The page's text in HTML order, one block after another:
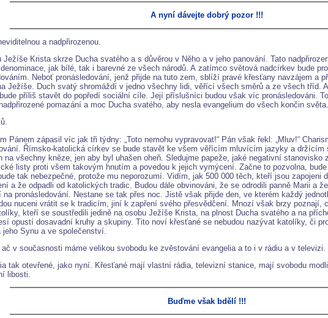
A nyní dávejte dobrý pozor !!!
a nadpřirozenou.
Krista skrze Ducha svatého a s důvěrou v Něho a v jeho panování. Tato
jak bílé, tak i barevné ze všech národů. A zatímco světová nadcírkev bude
Neboť pronásledování, jenž přijde na tuto zem, sblíží pravé křesťany navzájem a
Ježíše. Duch svatý shromáždí v jedno všechny lidi, věřící všech směrů a ze všech tříd.
příliš stavět do popředí sociální cíle. Její příslušníci budou však víc pronásledováni.
pomazání a moc Ducha svatého, aby nesla evangelium do všech končin světa.
Pánem zápasil víc jak tři týdny: „Toto nemohu vypravovat!“ Pán však řekl: „Mluv!“
Římsko-katolická církev se bude stavět ke všem věřícím mluvícím jazyky a
všechny kněze, jen aby byl uhašen oheň. Sledujme papeže, jaké negativní
listy proti všem takovým hnutím a povedou k jejich vymýcení. Začne to pozvolna,
tak nebezpečné, protože mu neporozumí. Vidím, jak 500 000 těch, kteří jsou
a že odpadli od katolických tradic. Budou dále obvinováni, že se odrodili panně Marii a
pronásledování. Nestane se tak přes noc. Jistě však přijde den, ve kterém každý
nuceni vrátit se k tradicím, jiní k zapření svého přesvědčení. Mnozí však brzy poznají,
kteří se soustředili jedině na osobu Ježíše Krista, na plnost Ducha svatého a na
opustí dosavadní kruhy a skupiny. Tito noví křesťané se nebudou nazývat katolíky, či
Synu a ve společenství.
v současnosti máme velikou svobodu ke zvěstování evangelia a to i v rádiu a v televizi.
tak otevřené, jako nyní. Křesťané mají vlastní rádia, televizní stanice, mají svobodu
libosti.
Buďme však bdělí !!!